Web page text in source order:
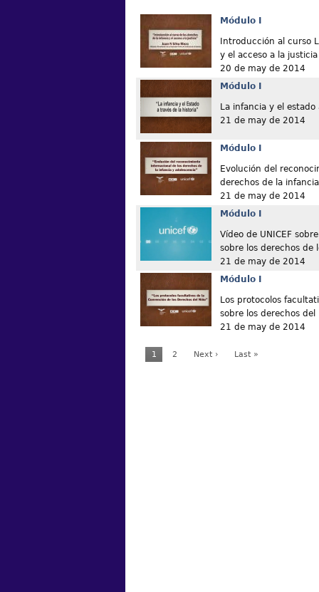
Módulo I
Introducción al curso
y el acceso a la justicia
20 de may de 2014
Módulo I
La infancia y el
21 de may de 2014
Módulo I
Evolución del
derechos de la
21 de may de 2014
Módulo I
Vídeo de UNICEF
sobre los derechos de
21 de may de 2014
Módulo I
Los protocolos
sobre los derechos del
21 de may de 2014
1 2 Next › Last »